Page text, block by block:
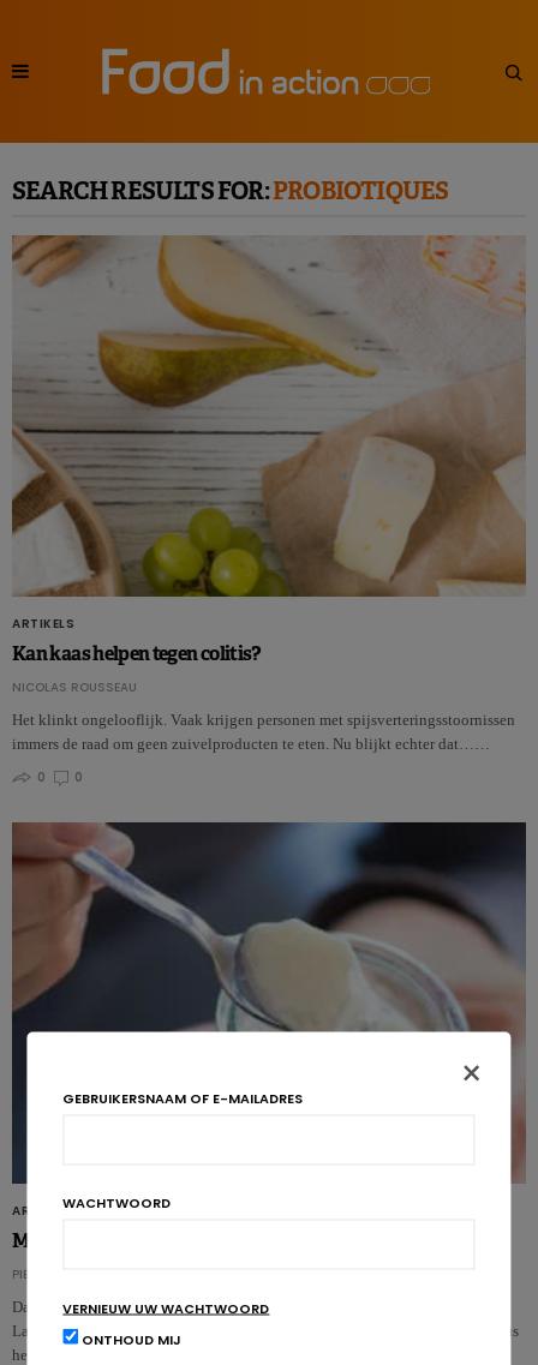
SEARCH RESULTS FOR:PROBIOTIQUES
ARTIKELS
Kan kaas helpen tegen colitis?
NICOLAS ROUSSEAU
Het klinkt ongelooflijk. Vaak krijgen personen met spijsverteringsstoornissen
immers de raad om geen zuivelproducten te eten. Nu blijkt echter dat……
0
0
ARTIKELS
Meer gewicht verliezen met probiotica?
PIERRE PÉROCHON
Dat wordt althans geopperd door onderzoekers van de Canadese Université
Laval, die hebben aangetoond dat de probioticastam Lactobacillus rhamnosus
het gewic…
×
GEBRUIKERSNAAM OF E-MAILADRES
WACHTWOORD
VERNIEUW UW WACHTWOORD
ONTHOUD MIJ